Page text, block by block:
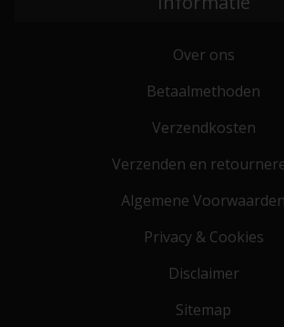
Over ons
Betaalmethoden
Verzendkosten
Verzenden en
Algemene Voorwaarden
Privacy & Cookies
Disclaimer
Sitemap